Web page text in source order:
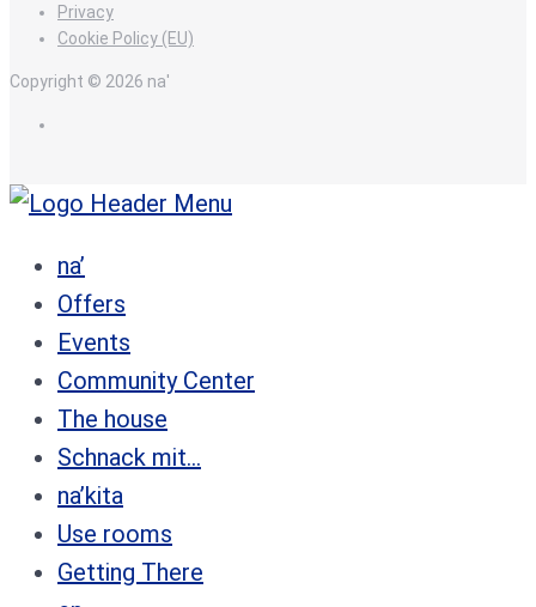
Privacy
Cookie Policy (EU)
Copyright © 2026 na'
na’
Offers
Events
Community Center
The house
Schnack mit…
na’kita
Use rooms
Getting There